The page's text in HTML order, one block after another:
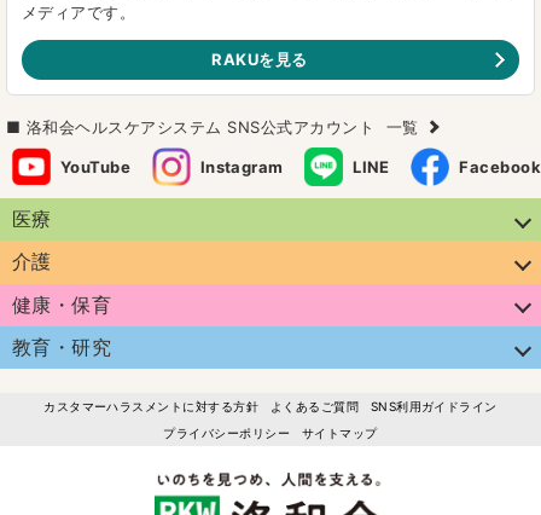
メディアです。
RAKUを見る
洛和会ヘルスケアシステム SNS公式アカウント 一覧
YouTube Instagram LINE Facebook
医療
介護
健康・保育
教育・研究
カスタマーハラスメントに対する方針 よくあるご質問
SNS利用ガイドライン
プライバシーポリシー
サイトマップ